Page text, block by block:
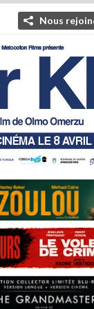
Nous